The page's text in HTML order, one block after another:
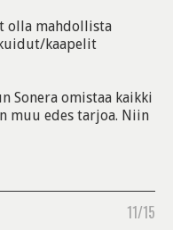
olla mahdollista
kuidut/kaapelit
Sonera omistaa kaikki
muu edes tarjoa. Niin
11/15